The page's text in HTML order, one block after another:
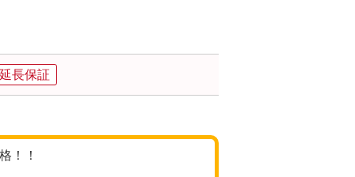
長保証
！！